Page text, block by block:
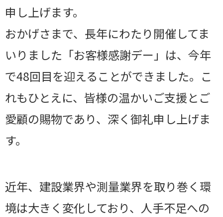
申し上げます。
おかげさまで、長年にわたり開催してま
いりました「お客様感謝デー」は、今年
で48回目を迎えることができました。こ
れもひとえに、皆様の温かいご支援とご
愛顧の賜物であり、深く御礼申し上げま
す。
近年、建設業界や測量業界を取り巻く環
境は大きく変化しており、人手不足への